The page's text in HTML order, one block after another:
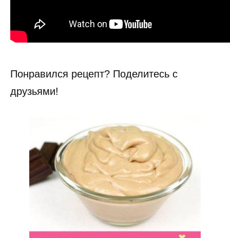
Понравился рецепт? Поделитесь с
друзьями!